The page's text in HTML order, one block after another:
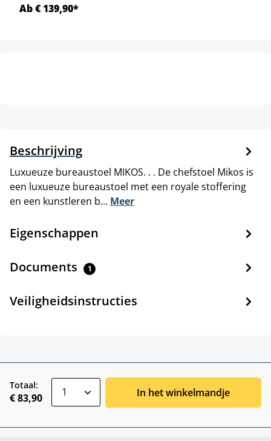
Ab € 139,90*
Beschrijving
Luxueuze bureaustoel MIKOS. . . De chefstoel Mikos is
een luxueuze bureaustoel met een royale stoffering
en een kunstleren b… Meer
Eigenschappen
Documents 1
Veiligheidsinstructies
Totaal:
€ 83,90 In het winkelmandje